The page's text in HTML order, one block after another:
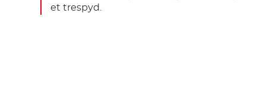
et trespyd.